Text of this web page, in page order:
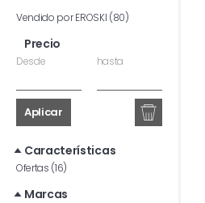
Vendido por EROSKI (80)
Precio
Desde hasta
Aplicar
Características
Ofertas (16)
Marcas